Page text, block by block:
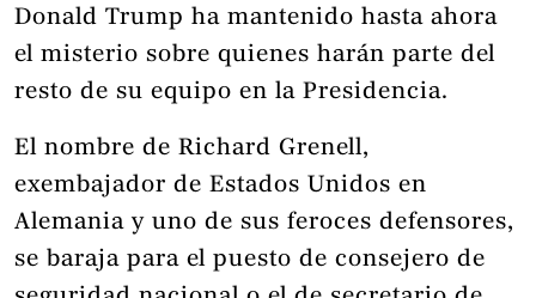
Donald Trump ha mantenido hasta ahora
el misterio sobre quienes harán parte del
resto de su equipo en la Presidencia.
El nombre de Richard Grenell,
exembajador de Estados Unidos en
Alemania y uno de sus feroces defensores,
se baraja para el puesto de consejero de